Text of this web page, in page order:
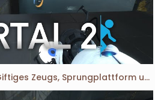
Portal 2 #004 - Giftiges Zeugs, Sprungplattform und fliegende Würfel [Glados:K3-7][DE][HD]